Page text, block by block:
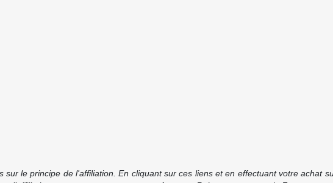
le principe de l'affiliation. En cliquant sur ces liens et en effectuant votre achat